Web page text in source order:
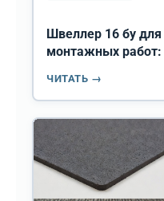
Швеллер 16 бу
монтажных
ЧИТАТЬ →